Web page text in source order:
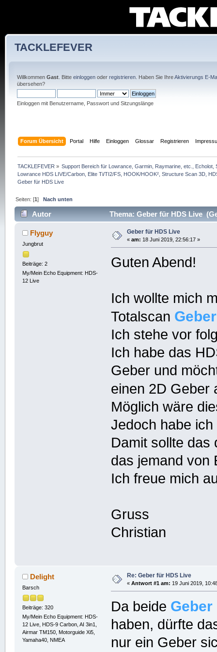
TACKLEFEVER
Willkommen Gast. Bitte einloggenoder registrieren. Haben Sie IhreAktivierungs E-
übersehen?
Einloggen mit Benutzername, Passwort und Sitzungslänge
Forum Übersicht Portal Hilfe Einloggen Glossar Registrieren
TACKLEFEVER » Support Bereich für Lowrance, Garmin, Raymarine, etc.,
Lowrance HDS LIVE/Carbon, Elite Ti/TI2/FS, HOOK/HOOK², Structure Scan 3D,
Geber für HDS Live
Seiten: [1]Nach unten
Autor Thema: Geber für HDS Live
Flyguy
Jungbrut
Beiträge: 2
My/Mein Echo Equipment: HDS-
12 Live
Geber für HDS Live
« am: 18 Juni 2019, 22:56:17 »
Guten Abend!
Ich wollte mich
Totalscan Geber
Ich stehe vor
Ich habe das
Geber und
einen 2D Geber
Möglich wäre
Jedoch habe
Damit sollte das
das jemand von
Ich freue mich
Gruss
Christian
Delight
Barsch
Beiträge: 320
My/Mein Echo Equipment: HDS-
12 Live, HDS-9 Carbon, AI 3in1,
Airmar TM150, Motorguide Xi5,
Yamaha40, NMEA
Re: Geber für HDS Live
« Antwort #1 am: 19 Juni 2019,
Da beide Geber
haben, dürfte
nur ein Geber